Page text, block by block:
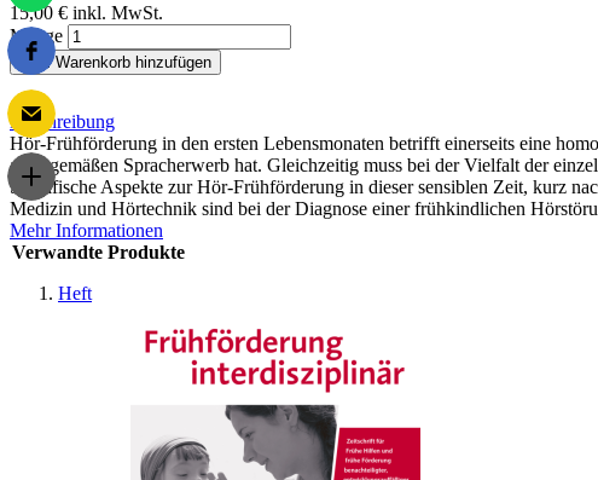
15,00 € inkl. MwSt.
Menge
Zum Warenkorb hinzufügen
Beschreibung
Hör-Frühförderung in den ersten Lebensmonaten betrifft einerseits eine
altersgemäßen Spracherwerb hat. Gleichzeitig muss bei der Vielfalt der
Spezifische Aspekte zur Hör-Frühförderung in dieser sensiblen Zeit, kurz
Medizin und Hörtechnik sind bei der Diagnose einer frühkindlichen
Mehr Informationen
Verwandte Produkte
Heft